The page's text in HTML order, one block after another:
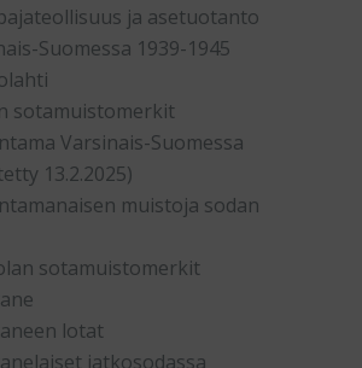
ja asetuotanto
Suomessa 1939-1945
sotamuistomerkit
Varsinais-Suomessa
13.2.2025)
muistoja sodan
sotamuistomerkit
lotat
jatkosodassa